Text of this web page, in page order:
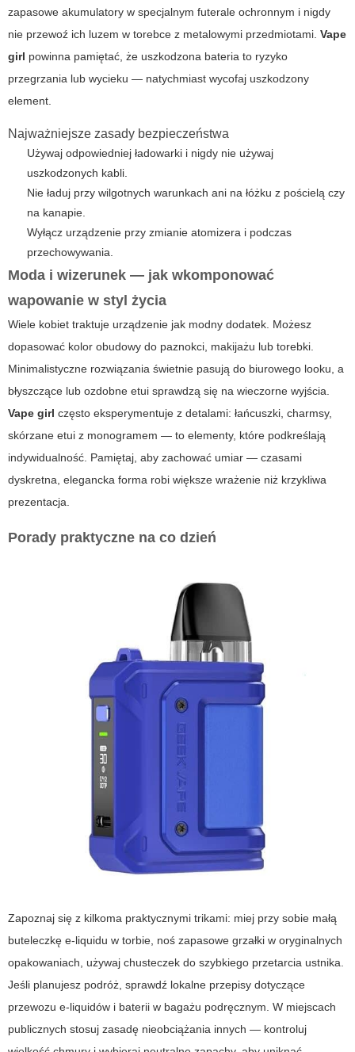
zapasowe akumulatory w specjalnym futerale ochronnym i nigdy
nie przewoź ich luzem w torebce z metalowymi przedmiotami. Vape
girl powinna pamiętać, że uszkodzona bateria to ryzyko
przegrzania lub wycieku — natychmiast wycofaj uszkodzony
element.
Najważniejsze zasady bezpieczeństwa
Używaj odpowiedniej ładowarki i nigdy nie używaj
uszkodzonych kabli.
Nie ładuj przy wilgotnych warunkach ani na łóżku z pościelą czy
na kanapie.
Wyłącz urządzenie przy zmianie atomizera i podczas
przechowywania.
Moda i wizerunek — jak wkomponować
wapowanie w styl życia
Wiele kobiet traktuje urządzenie jak modny dodatek. Możesz
dopasować kolor obudowy do paznokci, makijażu lub torebki.
Minimalistyczne rozwiązania świetnie pasują do biurowego looku, a
błyszczące lub ozdobne etui sprawdzą się na wieczorne wyjścia.
Vape girl często eksperymentuje z detalami: łańcuszki, charmsy,
skórzane etui z monogramem — to elementy, które podkreślają
indywidualność. Pamiętaj, aby zachować umiar — czasami
dyskretna, elegancka forma robi większe wrażenie niż krzykliwa
prezentacja.
Porady praktyczne na co dzień
Zapoznaj się z kilkoma praktycznymi trikami: miej przy sobie małą
buteleczkę e-liquidu w torbie, noś zapasowe grzałki w oryginalnych
opakowaniach, używaj chusteczek do szybkiego przetarcia ustnika.
Jeśli planujesz podróż, sprawdź lokalne przepisy dotyczące
przewozu e-liquidów i baterii w bagażu podręcznym. W miejscach
publicznych stosuj zasadę nieobciążania innych — kontroluj